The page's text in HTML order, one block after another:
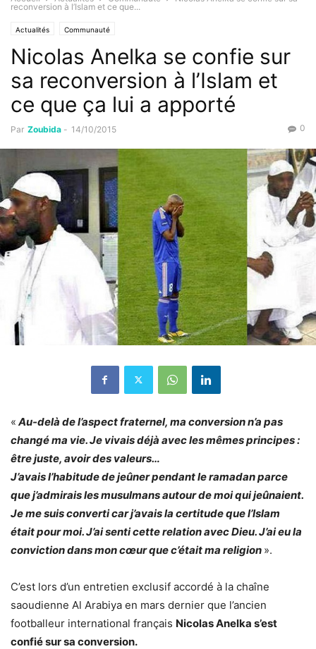
reconversion à l’Islam et ce que...
Actualités Communauté
Nicolas Anelka se confie sur
sa reconversion à l’Islam et
ce que ça lui a apporté
Par Zoubida - 14/10/2015 0
« Au-delà de l’aspect fraternel, ma conversion n’a pas
changé ma vie. Je vivais déjà avec les mêmes principes :
être juste, avoir des valeurs…
J’avais l’habitude de jeûner pendant le ramadan parce
que j’admirais les musulmans autour de moi qui jeûnaient.
Je me suis converti car j’avais la certitude que l’Islam
était pour moi. J’ai senti cette relation avec Dieu. J’ai eu la
conviction dans mon cœur que c’était ma religion ».
C’est lors d’un entretien exclusif accordé à la chaîne
saoudienne Al Arabiya en mars dernier que l’ancien
footballeur international français Nicolas Anelka s’est
confié sur sa conversion.